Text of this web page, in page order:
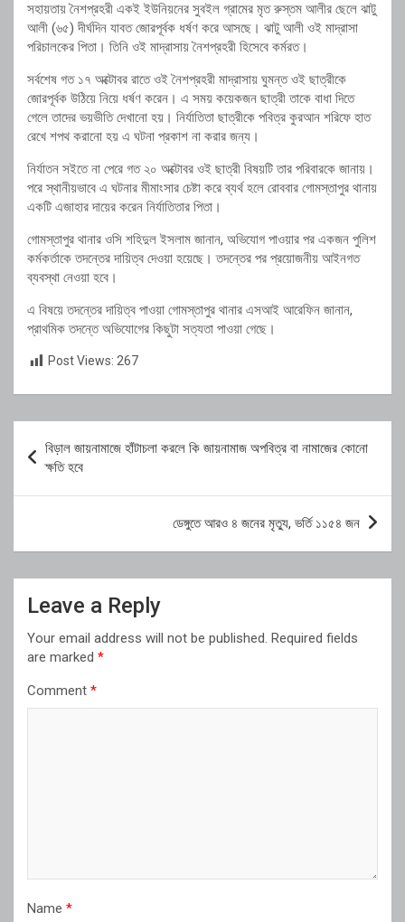
সহায়তায় নৈশপ্রহরী একই ইউনিয়নের সুবইল গ্রামের মৃত রুস্তম আলীর ছেলে ঝাটু
আলী (৬৫) দীর্ঘদিন যাবত জোরপূর্বক ধর্ষণ করে আসছে। ঝাটু আলী ওই মাদ্রাসা
পরিচালকের পিতা। তিনি ওই মাদ্রাসায় নৈশপ্রহরী হিসেবে কর্মরত।
সর্বশেষ গত ১৭ অক্টোবর রাতে ওই নৈশপ্রহরী মাদ্রাসায় ঘুমন্ত ওই ছাত্রীকে
জোরপূর্বক উঠিয়ে নিয়ে ধর্ষণ করেন। এ সময় কয়েকজন ছাত্রী তাকে বাধা দিতে
গেলে তাদের ভয়ভীতি দেখানো হয়। নির্যাতিতা ছাত্রীকে পবিত্র কুরআন শরিফে হাত
রেখে শপথ করানো হয় এ ঘটনা প্রকাশ না করার জন্য।
নির্যাতন সইতে না পেরে গত ২০ অক্টোবর ওই ছাত্রী বিষয়টি তার পরিবারকে জানায়।
পরে স্থানীয়ভাবে এ ঘটনার মীমাংসার চেষ্টা করে ব্যর্থ হলে রোববার গোমস্তাপুর থানায়
একটি এজাহার দায়ের করেন নির্যাতিতার পিতা।
গোমস্তাপুর থানার ওসি শহিদুল ইসলাম জানান, অভিযোগ পাওয়ার পর একজন পুলিশ
কর্মকর্তাকে তদন্তের দায়িত্ব দেওয়া হয়েছে। তদন্তের পর প্রয়োজনীয় আইনগত
ব্যবস্থা নেওয়া হবে।
এ বিষয়ে তদন্তের দায়িত্ব পাওয়া গোমস্তাপুর থানার এসআই আরেফিন জানান,
প্রাথমিক তদন্তে অভিযোগের কিছুটা সত্যতা পাওয়া গেছে।
Post Views: 267
navigation
বিড়াল জায়নামাজে হাঁটাচলা করলে কি জায়নামাজ অপবিত্র বা নামাজের কোনো
ক্ষতি হবে
ডেঙ্গুতে আরও ৪ জনের মৃত্যু, ভর্তি ১১৫৪ জন
Leave a Reply
Your email address will not be published. Required fields
are marked *
Comment *
Name *